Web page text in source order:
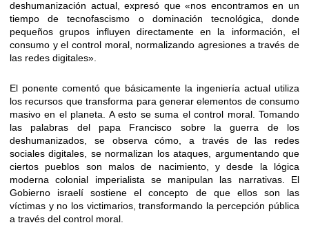
deshumanización actual, expresó que «nos encontramos en un
tiempo de tecnofascismo o dominación tecnológica, donde
pequeños grupos influyen directamente en la información, el
consumo y el control moral, normalizando agresiones a través de
las redes digitales».
El ponente comentó que básicamente la ingeniería actual utiliza
los recursos que transforma para generar elementos de consumo
masivo en el planeta. A esto se suma el control moral. Tomando
las palabras del papa Francisco sobre la guerra de los
deshumanizados, se observa cómo, a través de las redes
sociales digitales, se normalizan los ataques, argumentando que
ciertos pueblos son malos de nacimiento, y desde la lógica
moderna colonial imperialista se manipulan las narrativas. El
Gobierno israelí sostiene el concepto de que ellos son las
víctimas y no los victimarios, transformando la percepción pública
a través del control moral.